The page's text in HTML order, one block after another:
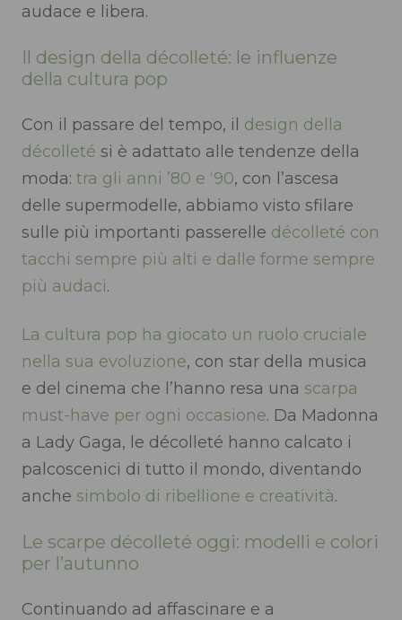
audace e libera.
Il design della décolleté: le influenze
della cultura pop
Con il passare del tempo, il design della
décolleté si è adattato alle tendenze della
moda: tra gli anni ’80 e ‘90, con l’ascesa
delle supermodelle, abbiamo visto sfilare
sulle più importanti passerelle décolleté con
tacchi sempre più alti e dalle forme sempre
più audaci.
La cultura pop ha giocato un ruolo cruciale
nella sua evoluzione, con star della musica
e del cinema che l’hanno resa una scarpa
must-have per ogni occasione. Da Madonna
a Lady Gaga, le décolleté hanno calcato i
palcoscenici di tutto il mondo, diventando
anche simbolo di ribellione e creatività.
Le scarpe décolleté oggi: modelli e colori
per l’autunno
Continuando ad affascinare e a